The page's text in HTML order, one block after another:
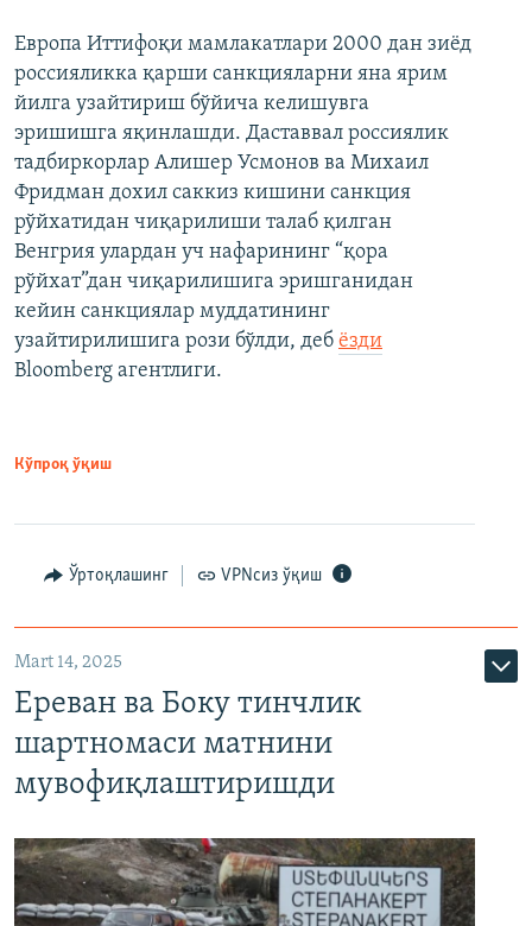
Европа Иттифоқи мамлакатлари 2000 дан зиёд
россияликка қарши санкцияларни яна ярим
йилга узайтириш бўйича келишувга
эришишга яқинлашди. Даставвал россиялик
тадбиркорлар Алишер Усмонов ва Михаил
Фридман дохил саккиз кишини санкция
рўйхатидан чиқарилиши талаб қилган
Венгрия улардан уч нафарининг “қора
рўйхат”дан чиқарилишига эришганидан
кейин санкциялар муддатининг
узайтирилишига рози бўлди, деб ёзди
Bloomberg агентлиги.
Кўпроқ ўқиш
Ўртоқлашинг VPNсиз ўқиш
Mart 14, 2025
Ереван ва Боку тинчлик
шартномаси матнини
мувофиқлаштиришди